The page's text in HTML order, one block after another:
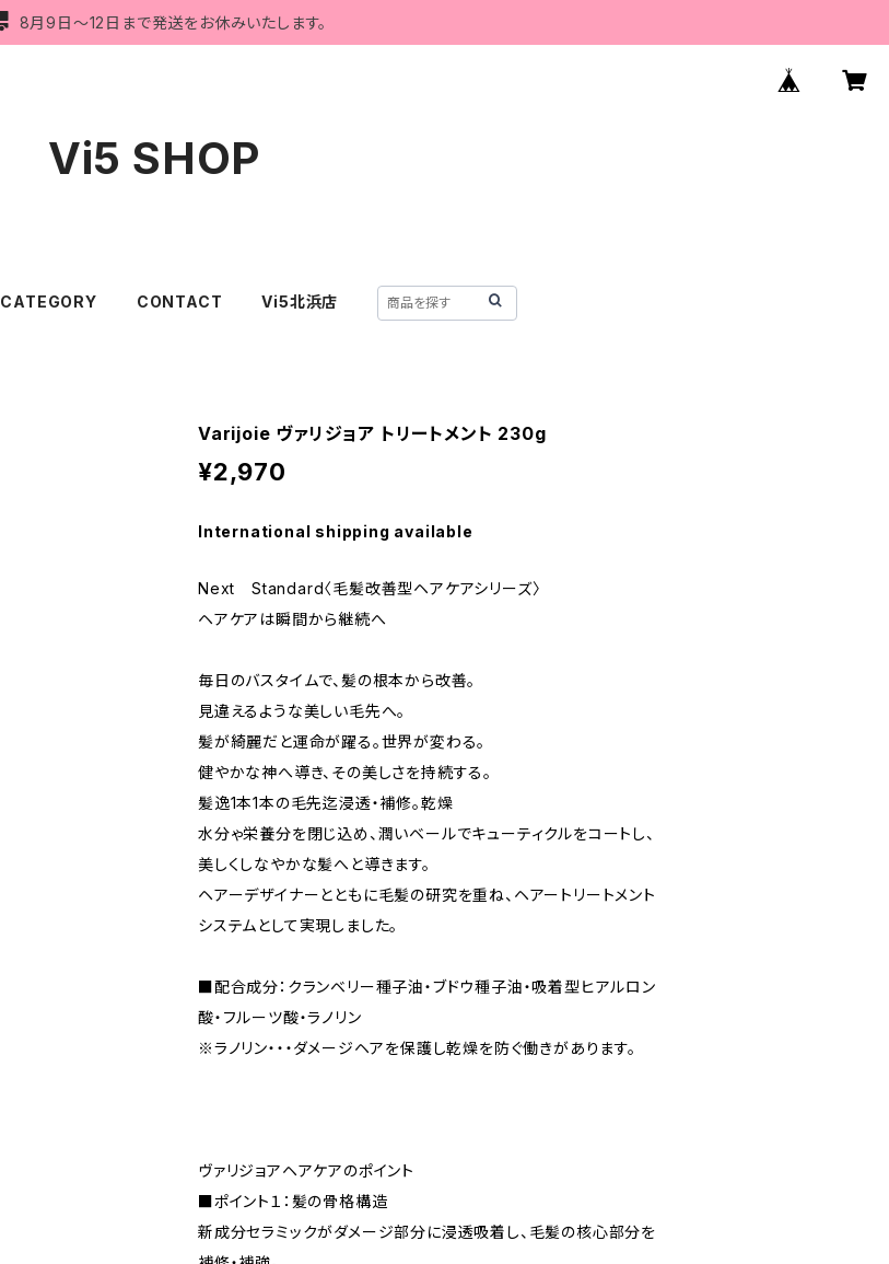
8月9日〜12日まで発送をお休みいたします。
Vi5 SHOP
CATEGORY CONTACT Vi5北浜店
Varijoie ヴァリジョア トリートメント 230g
¥2,970
International shipping available
Next Standard〈毛髪改善型ヘアケアシリーズ〉
ヘアケアは瞬間から継続へ
毎日のバスタイムで、髪の根本から改善。
見違えるような美しい毛先へ。
髪が綺麗だと運命が躍る。世界が変わる。
健やかな神へ導き、その美しさを持続する。
髪逸1本1本の毛先迄浸透・補修。乾燥
水分ゃ栄養分を閉じ込め、潤いベールでキューティクルをコートし、
美しくしなやかな髪へと導きます。
ヘアーデザイナーとともに毛髪の研究を重ね、ヘアートリートメント
システムとして実現しました。
■配合成分：クランベリー種子油・ブドウ種子油・吸着型ヒアルロン
酸・フルーツ酸・ラノリン
※ラノリン・・・ダメージヘアを保護し乾燥を防ぐ働きがあります。
ヴァリジョアヘアケアのポイント
■ポイント１：髪の骨格構造
新成分セラミックがダメージ部分に浸透吸着し、毛髪の核心部分を